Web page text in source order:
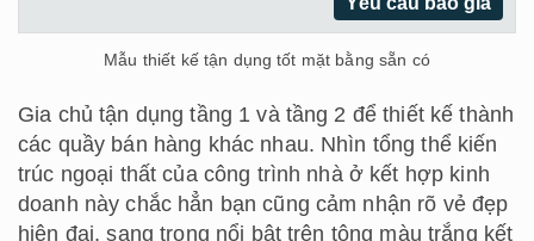
Mẫu thiết kế tận dụng tốt mặt bằng sẵn có
Gia chủ tận dụng tầng 1 và tầng 2 để thiết kế thành
các quầy bán hàng khác nhau. Nhìn tổng thể kiến
trúc ngoại thất của công trình nhà ở kết hợp kinh
doanh này chắc hẳn bạn cũng cảm nhận rõ vẻ đẹp
hiện đại, sang trọng nổi bật trên tông màu trắng kết